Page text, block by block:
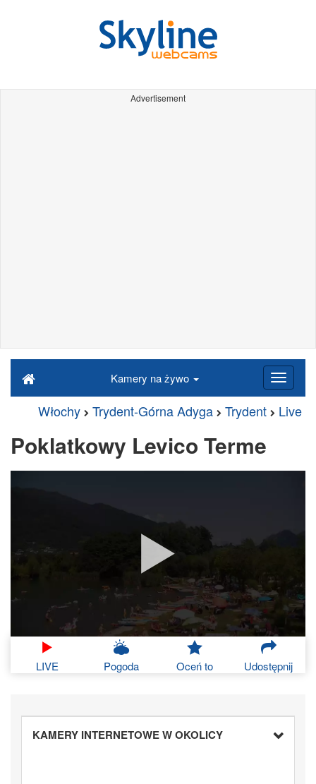
Advertisement
Kamery na żywo
Włochy Trydent-Górna Adyga Trydent Live
Poklatkowy Levico Terme
LIVE Pogoda Oceń to Udostępnij
KAMERY INTERNETOWE W OKOLICY